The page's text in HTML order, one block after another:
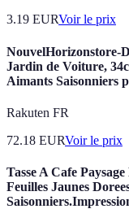
3.19 EURVoir le prix
NouvelHorizonstore-
Jardin de Voiture,
Aimants Saisonniers
Rakuten FR
72.18 EURVoir le prix
Tasse A Cafe
Feuilles Jaunes